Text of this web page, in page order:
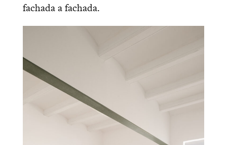
fachada a fachada.